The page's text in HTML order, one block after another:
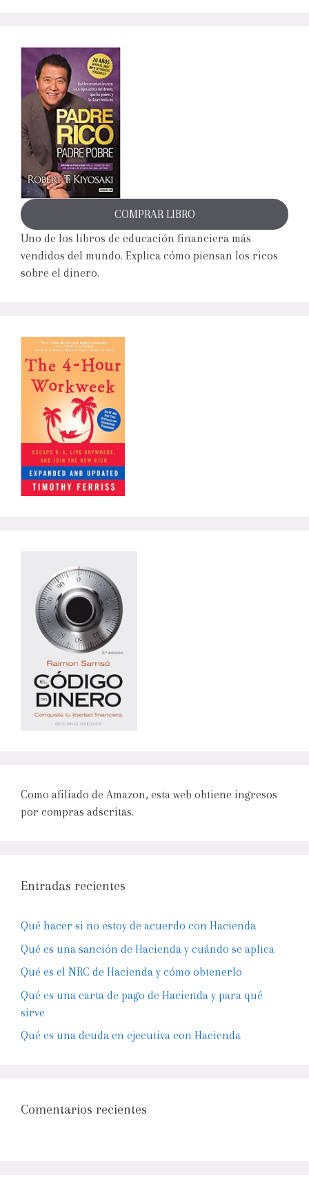
COMPRAR LIBRO
Uno de los libros de educación financiera más
vendidos del mundo. Explica cómo piensan los ricos
sobre el dinero.
Como afiliado de Amazon, esta web obtiene ingresos
por compras adscritas.
Entradas recientes
Qué hacer si no estoy de acuerdo con Hacienda
Qué es una sanción de Hacienda y cuándo se aplica
Qué es el NRC de Hacienda y cómo obtenerlo
Qué es una carta de pago de Hacienda y para qué
sirve
Qué es una deuda en ejecutiva con Hacienda
Comentarios recientes